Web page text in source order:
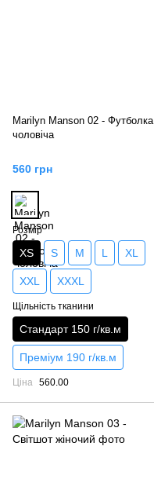
Marilyn Manson 02 - Футболка
чоловіча
560 грн
Розмір
XS S M L XL
XXL XXXL
Щільність тканини
Стандарт 150 г/кв.м
Преміум 190 г/кв.м
Ціна 560.00